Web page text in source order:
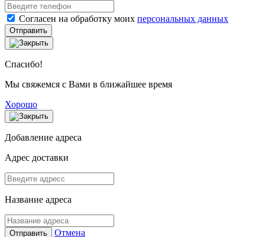
Согласен на обработку моих персональных данных
Отправить
Спасибо!
Мы свяжемся с Вами в ближайшее время
Хорошо
Добавление адреса
Адрес доставки
Название адреса
Отправить Отмена